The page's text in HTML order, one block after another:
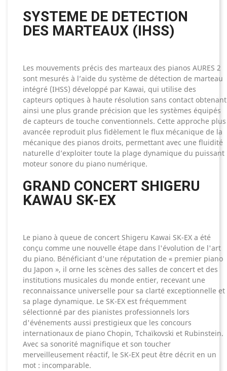
SYSTEME DE DETECTION
DES MARTEAUX (IHSS)
Les mouvements précis des marteaux des pianos AURES 2
sont mesurés à l’aide du système de détection de marteau
intégré (IHSS) développé par Kawai, qui utilise des
capteurs optiques à haute résolution sans contact obtenant
ainsi une plus grande précision que les systèmes équipés
de capteurs de touche conventionnels. Cette approche plus
avancée reproduit plus fidèlement le flux mécanique de la
mécanique des pianos droits, permettant avec une fluidité
naturelle d’exploiter toute la plage dynamique du puissant
moteur sonore du piano numérique.
GRAND CONCERT SHIGERU
KAWAU SK-EX
Le piano à queue de concert Shigeru Kawai SK-EX a été
conçu comme une nouvelle étape dans l'évolution de l'art
du piano. Bénéficiant d'une réputation de « premier piano
du Japon », il orne les scènes des salles de concert et des
institutions musicales du monde entier, recevant une
reconnaissance universelle pour sa clarté exceptionnelle et
sa plage dynamique. Le SK-EX est fréquemment
sélectionné par des pianistes professionnels lors
d'événements aussi prestigieux que les concours
internationaux de piano Chopin, Tchaïkovski et Rubinstein.
Avec sa sonorité magnifique et son toucher
merveilleusement réactif, le SK-EX peut être décrit en un
mot : incomparable.